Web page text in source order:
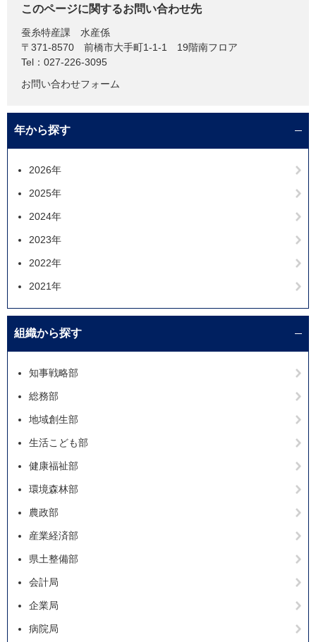
このページに関するお問い合わせ先
蚕糸特産課
水産係
〒371-8570
前橋市大手町1-1-1 19階南フロア
Tel：027-226-3095
お問い合わせフォーム
年から探す
2026年
2025年
2024年
2023年
2022年
2021年
組織から探す
知事戦略部
総務部
地域創生部
生活こども部
健康福祉部
環境森林部
農政部
産業経済部
県土整備部
会計局
企業局
病院局